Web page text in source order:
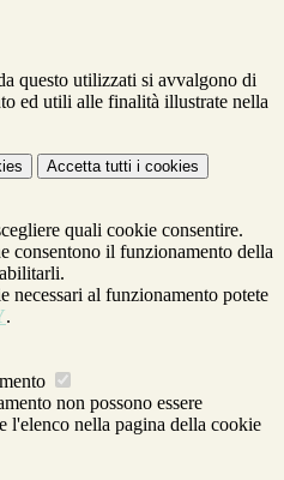
questo utilizzati si avvalgono di
ed utili alle finalità illustrate nella
Accetta tutti i cookies
quali cookie consentire.
consentono il funzionamento della
necessari al funzionamento potete
.
non possono essere
l'elenco nella pagina della cookie